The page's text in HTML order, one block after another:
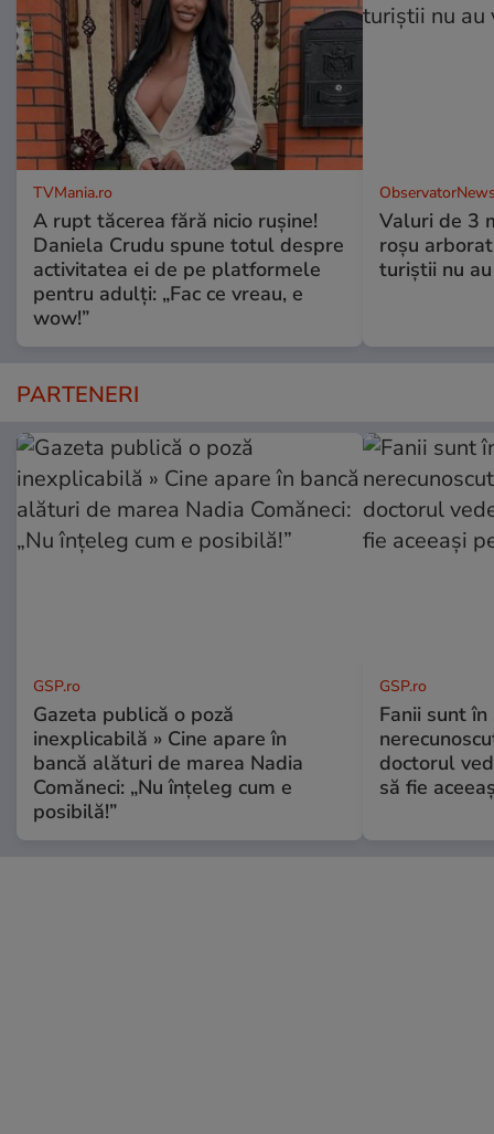
TVMania.ro
A rupt tăcerea fără nicio rușine!
Daniela Crudu spune totul despre
activitatea ei de pe platformele
pentru adulți: „Fac ce vreau, e
wow!”
Valuri de 3
roşu
turiştii nu
PARTENERI
GSP.ro
Gazeta publică o poză
inexplicabilă » Cine apare în
bancă alături de marea Nadia
Comăneci: „Nu înțeleg cum e
posibilă!”
GSP.ro
Fanii sunt în
doctorul
să fie